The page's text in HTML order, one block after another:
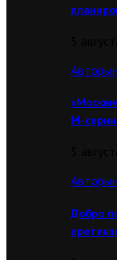
М-
Добро